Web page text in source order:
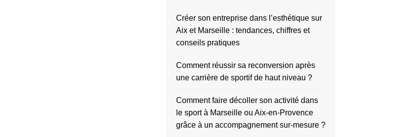
Créer son entreprise dans l’esthétique sur
Aix et Marseille : tendances, chiffres et
conseils pratiques
Comment réussir sa reconversion après
une carrière de sportif de haut niveau ?
Comment faire décoller son activité dans
le sport à Marseille ou Aix-en-Provence
grâce à un accompagnement sur-mesure ?